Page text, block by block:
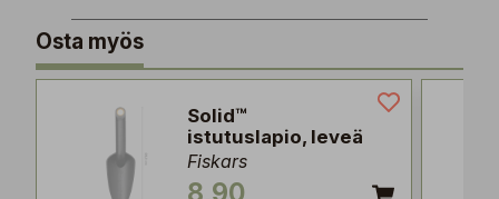
Osta myös
Solid™
istutuslapio, leveä
Fiskars